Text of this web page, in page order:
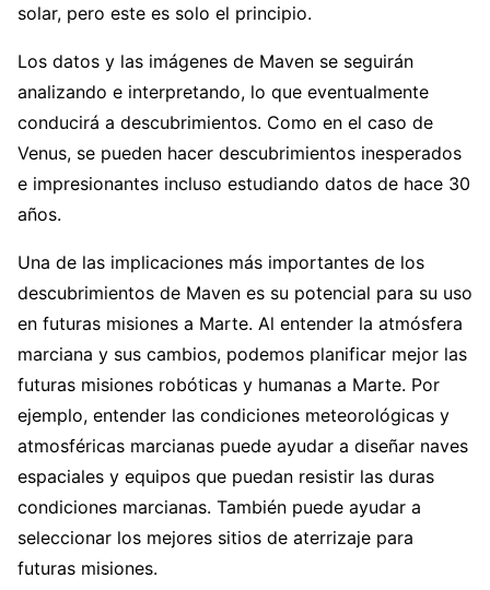
solar, pero este es solo el principio.
Los datos y las imágenes de Maven se seguirán
analizando e interpretando, lo que eventualmente
conducirá a descubrimientos. Como en el caso de
Venus, se pueden hacer descubrimientos inesperados
e impresionantes incluso estudiando datos de hace 30
años.
Una de las implicaciones más importantes de los
descubrimientos de Maven es su potencial para su uso
en futuras misiones a Marte. Al entender la atmósfera
marciana y sus cambios, podemos planificar mejor las
futuras misiones robóticas y humanas a Marte. Por
ejemplo, entender las condiciones meteorológicas y
atmosféricas marcianas puede ayudar a diseñar naves
espaciales y equipos que puedan resistir las duras
condiciones marcianas. También puede ayudar a
seleccionar los mejores sitios de aterrizaje para
futuras misiones.